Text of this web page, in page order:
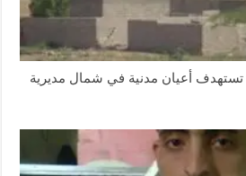
تستهدف أعيان مدنية في شمال مديرية